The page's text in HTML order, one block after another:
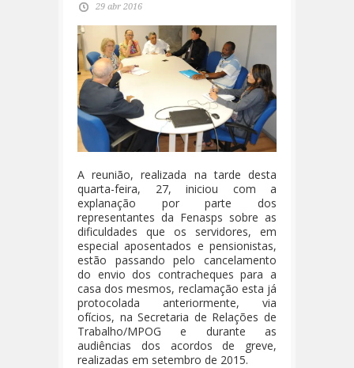
29 abr 2016
A reunião, realizada na tarde desta
quarta-feira, 27, iniciou com a
explanação por parte dos
representantes da Fenasps sobre as
dificuldades que os servidores, em
especial aposentados e pensionistas,
estão passando pelo cancelamento
do envio dos contracheques para a
casa dos mesmos, reclamação esta já
protocolada anteriormente, via
ofícios, na Secretaria de Relações de
Trabalho/MPOG e durante as
audiências dos acordos de greve,
realizadas em setembro de 2015.